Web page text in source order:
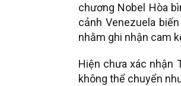
chương Nobel Hòa
cảnh Venezuela
nhằm ghi nhận cam
Hiện chưa xác nhận
không thể chuyển